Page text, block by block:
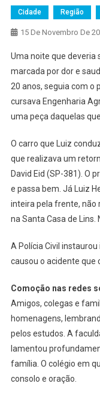
Cidade Região
15 De Novembro De
Uma noite que deveria
marcada por dor e
20 anos, seguia com o
cursava Engenharia
uma peça daquelas
O carro que Luiz
que realizava um
David Eid (SP-381). O
e passa bem. Já Luiz
inteira pela frente, não
na Santa Casa de Lins.
A Polícia Civil
causou o acidente que
Comoção nas redes
Amigos, colegas e
homenagens,
pelos estudos. A
lamentou
família. O colégio em
consolo e oração.